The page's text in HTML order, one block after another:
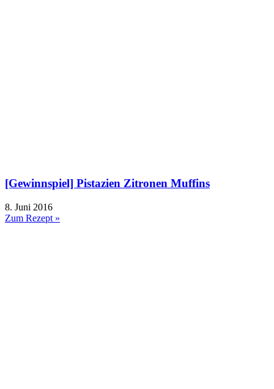
[Gewinnspiel] Pistazien Zitronen Muffins
8. Juni 2016
Zum Rezept »